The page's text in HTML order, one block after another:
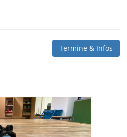
Termine & Infos